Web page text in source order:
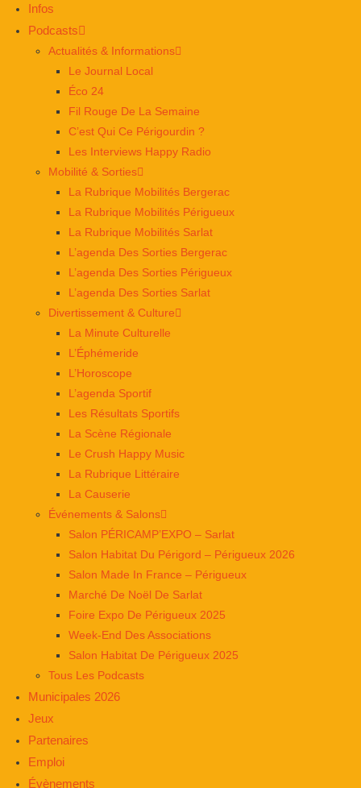
Infos
Podcasts
Actualités & Informations
Le Journal Local
Éco 24
Fil Rouge De La Semaine
C’est Qui Ce Périgourdin ?
Les Interviews Happy Radio
Mobilité & Sorties
La Rubrique Mobilités Bergerac
La Rubrique Mobilités Périgueux
La Rubrique Mobilités Sarlat
L’agenda Des Sorties Bergerac
L’agenda Des Sorties Périgueux
L’agenda Des Sorties Sarlat
Divertissement & Culture
La Minute Culturelle
L’Éphémeride
L’Horoscope
L’agenda Sportif
Les Résultats Sportifs
La Scène Régionale
Le Crush Happy Music
La Rubrique Littéraire
La Causerie
Événements & Salons
Salon PÉRICAMP’EXPO – Sarlat
Salon Habitat Du Périgord – Périgueux 2026
Salon Made In France – Périgueux
Marché De Noël De Sarlat
Foire Expo De Périgueux 2025
Week-End Des Associations
Salon Habitat De Périgueux 2025
Tous Les Podcasts
Municipales 2026
Jeux
Partenaires
Emploi
Évènements